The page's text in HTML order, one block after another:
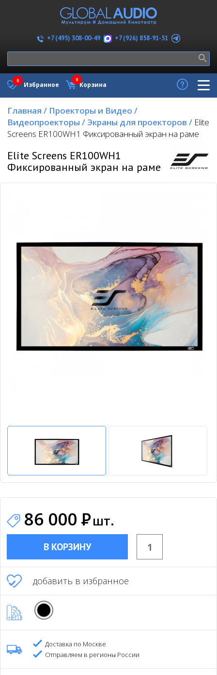
+7 (495) 308-00-49 +7 (926) 858-91-51
Избранное
0
Корзина
0
Главная / Проекторы и Видео /
Видеопроекторы / Экраны для проекторов / Elite
Screens ER100WH1 Фиксированный экран на раме
Elite Screens ER100WH1
Фиксированный экран на раме
86 000 Ршт.
В КОРЗИНУ
добавить в избранное
Доставка по Москве
Отправляем в регионы России